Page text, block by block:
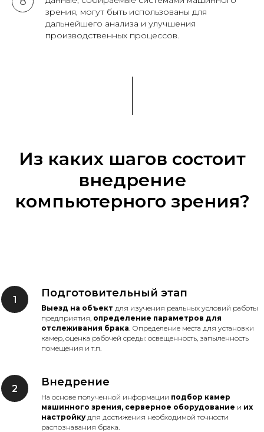
зрения, могут быть использованы для
дальнейшего анализа и улучшения
производственных процессов.
Из каких шагов состоит
внедрение
компьютерного зрения?
Подготовительный этап
Выезд на объект для изучения реальных условий работы
предприятия, определение параметров для
отслеживания брака . Определение места для установки
камер, оценка рабочей среды: освещенность, запыленность
помещения и т.п.
Внедрение
На основе полученной информации подбор камер
машинного зрения, серверное оборудование и их
настройкудля достижения необходимой точности
распознавания брака.